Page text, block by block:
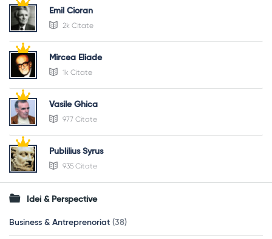
Emil Cioran
2k Citate
Mircea Eliade
1k Citate
Vasile Ghica
977 Citate
Publilius Syrus
935 Citate
Idei & Perspective
Business & Antreprenoriat (38)